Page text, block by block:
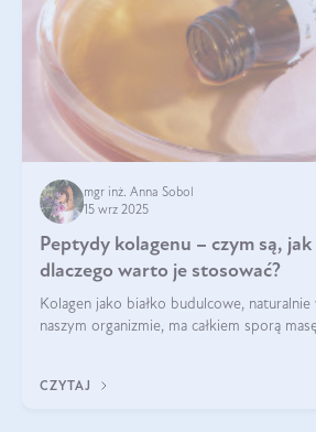
mgr inż. Anna Sobol
15 wrz 2025
Peptydy kolagenu – czym są, jak
dlaczego warto je stosować?
Kolagen jako białko budulcowe,
naszym organizmie, ma całkiem sporą
bardziej biodostępny
CZYTAJ